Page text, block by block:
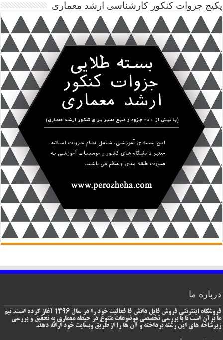
پکیج جزوات کنکور کارشناسی ارشد معماری
درباره ما
فروشگاه اینترنتی فروش فایل دانش فا فعالیت خود را در سال 1396 آغاز کرده است. تیم
ما برآن است تا با بررسی تخصصی موضوعات متنوع در حیطه معماری به تحقیق و بررسی
زیرشاخه های این رشته پرداخته و آن ها را از طریق وبسایت خود ارائه دهد.